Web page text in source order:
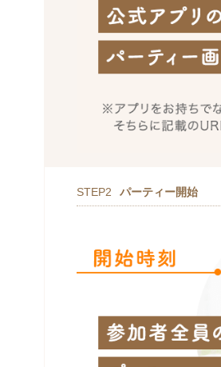
STEP2 パーティー開始